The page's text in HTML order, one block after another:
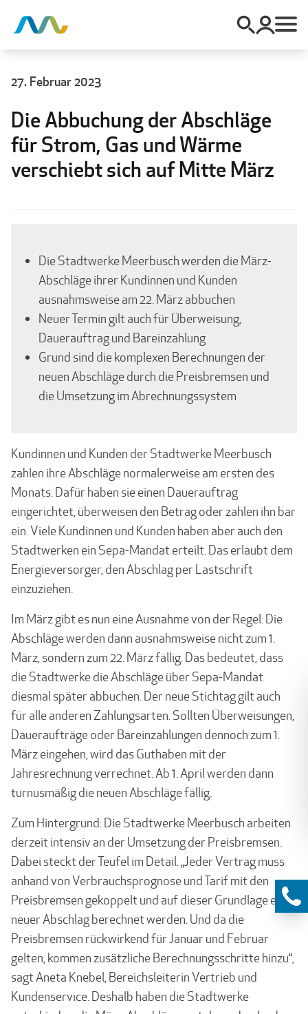
27. Februar 2023
Die Abbuchung der Abschläge
für Strom, Gas und Wärme
verschiebt sich auf Mitte März
Die Stadtwerke Meerbusch werden die März-
Abschläge ihrer Kundinnen und Kunden
ausnahmsweise am 22. März abbuchen
Neuer Termin gilt auch für Überweisung,
Dauerauftrag und Bareinzahlung
Grund sind die komplexen Berechnungen der
neuen Abschläge durch die Preisbremsen und
die Umsetzung im Abrechnungssystem
Kundinnen und Kunden der Stadtwerke Meerbusch
zahlen ihre Abschläge normalerweise am ersten des
Monats. Dafür haben sie einen Dauerauftrag
eingerichtet, überweisen den Betrag oder zahlen ihn bar
ein. Viele Kundinnen und Kunden haben aber auch den
Stadtwerken ein Sepa-Mandat erteilt. Das erlaubt dem
Energieversorger, den Abschlag per Lastschrift
einzuziehen.
Im März gibt es nun eine Ausnahme von der Regel: Die
Abschläge werden dann ausnahmsweise nicht zum 1.
März, sondern zum 22. März fällig. Das bedeutet, dass
die Stadtwerke die Abschläge über Sepa-Mandat
diesmal später abbuchen. Der neue Stichtag gilt auch
für alle anderen Zahlungsarten. Sollten Überweisungen,
Daueraufträge oder Bareinzahlungen dennoch zum 1.
März eingehen, wird das Guthaben mit der
Jahresrechnung verrechnet. Ab 1. April werden dann
turnusmäßig die neuen Abschläge fällig.
Zum Hintergrund: Die Stadtwerke Meerbusch arbeiten
derzeit intensiv an der Umsetzung der Preisbremsen.
Dabei steckt der Teufel im Detail. „Jeder Vertrag muss
anhand von Verbrauchsprognose und Tarif mit den
Preisbremsen gekoppelt und auf dieser Grundlage ein
neuer Abschlag berechnet werden. Und da die
Preisbremsen rückwirkend für Januar und Februar
gelten, kommen zusätzliche Berechnungsschritte hinzu“,
sagt Aneta Knebel, Bereichsleiterin Vertrieb und
Kundenservice. Deshalb haben die Stadtwerke